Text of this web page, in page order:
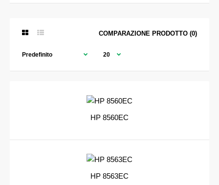
COMPARAZIONE PRODOTTO (0)
HP 8560EC
HP 8563EC